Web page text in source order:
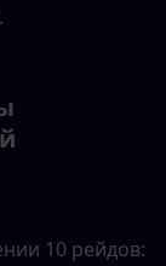
10 рейдов: